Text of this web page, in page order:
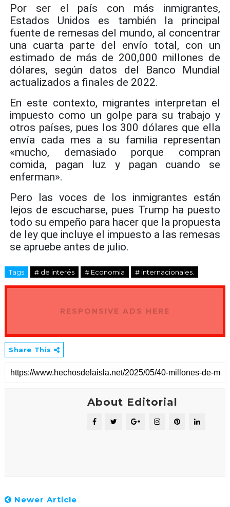
Por ser el país con más inmigrantes,
Estados Unidos es también la principal
fuente de remesas del mundo, al concentrar
una cuarta parte del envío total, con un
estimado de más de 200,000 millones de
dólares, según datos del Banco Mundial
actualizados a finales de 2022.
En este contexto, migrantes interpretan el
impuesto como un golpe para su trabajo y
otros países, pues los 300 dólares que ella
envía cada mes a su familia representan
«mucho, demasiado porque compran
comida, pagan luz y pagan cuando se
enferman».
Pero las voces de los inmigrantes están
lejos de escucharse, pues Trump ha puesto
todo su empeño para hacer que la propuesta
de ley que incluye el impuesto a las remesas
se apruebe antes de julio.
Tags # de interés # Economia # internacionales.
RESPONSIVE ADS HERE
Share This
About Editorial
Newer Article